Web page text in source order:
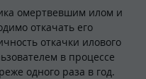
омертвевшим илом и
откачать его
откачки илового
в процессе
одного раза в год.